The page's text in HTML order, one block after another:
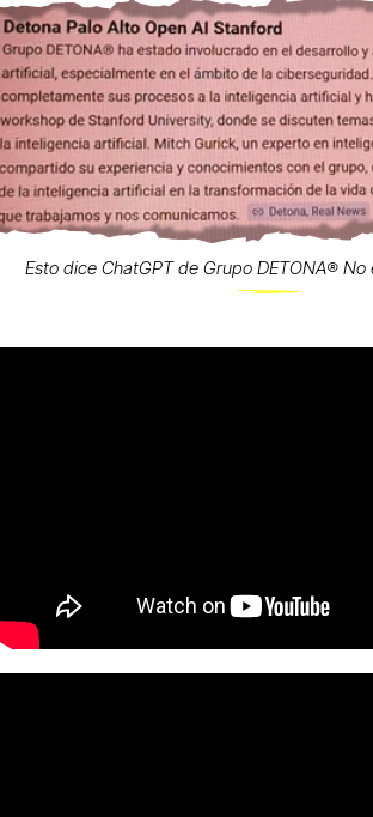
Esto dice ChatGPT de Grupo DETONA®️ No